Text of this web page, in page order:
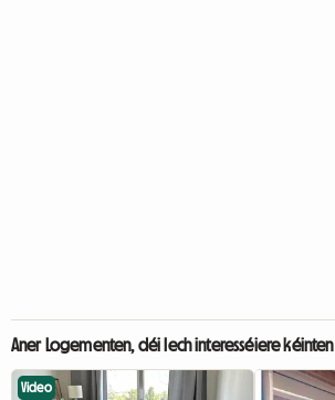
Aner Logementen, déi Iech interesséiere kéinten
Video